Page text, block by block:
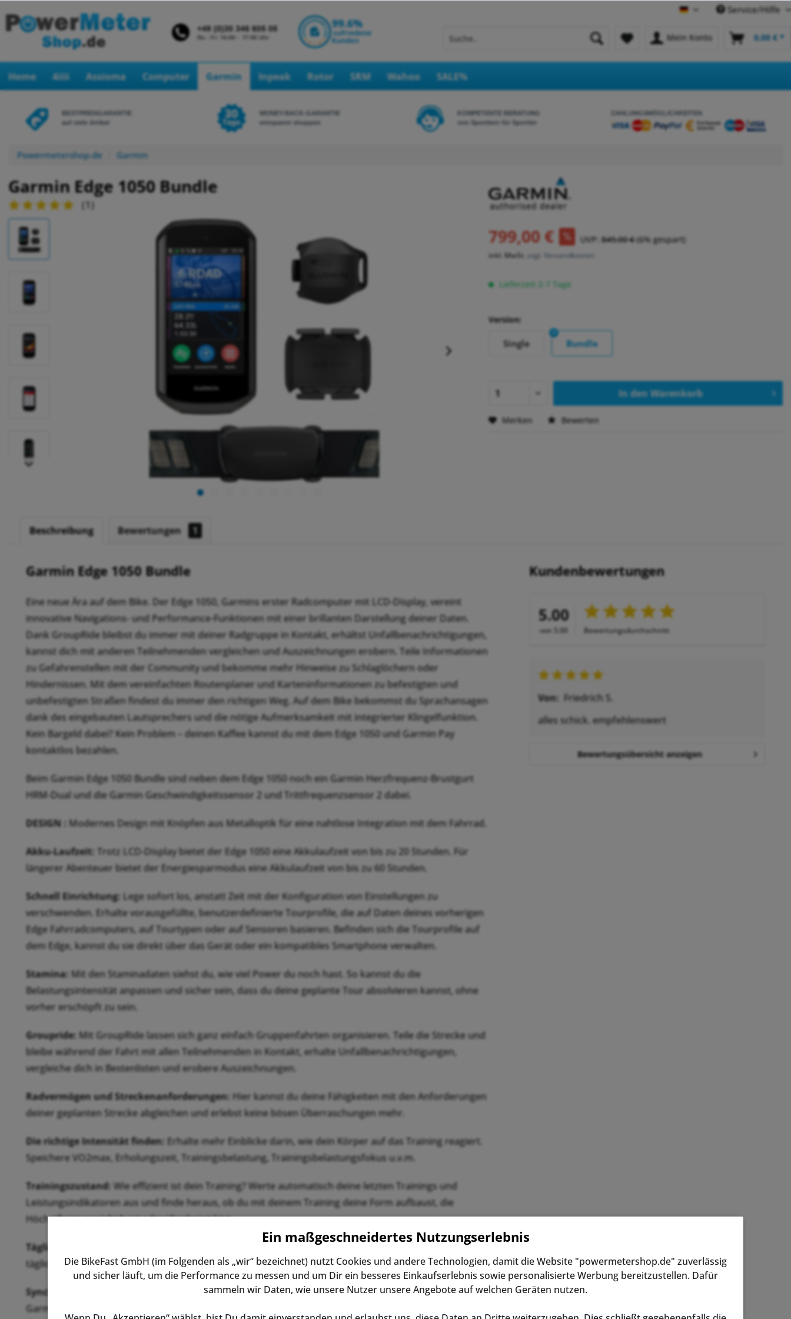
Deutsch Service/Hilfe
Mein Konto 0,00 € *
Home 4iiii Assioma Computer Garmin Inpeak Rotor SRM Wahoo SALE%
BESTPREISGARANTIE
auf viele Artikel
MONEY-BACK-GARANTIE
entspannt shoppen
KOMPETENTE BERATUNG
von Sportlern für Sportler
ZAHLUNGSMÖGLICHKEITEN
Powermetershop.de Garmin
Garmin Edge 1050 Bundle
( 1
799,00 € UVP: 849,00 €(6% gespart)
inkl. MwSt. zzgl. Versandkosten
Lieferzeit 2-7 Tage
Version:
Single Bundle
In den Warenkorb
Merken Bewerten
Beschreibung Bewertungen 1
Garmin Edge 1050 Bundle
Eine neue Ära auf dem Bike. Der Edge 1050, Garmins erster Radcomputer mit LCD-Display, vereint
innovative Navigations- und Performance-Funktionen mit einer brillanten Darstellung deiner Daten.
Dank GroupRide bleibst du immer mit deiner Radgruppe in Kontakt, erhältst Unfallbenachrichtigungen,
kannst dich mit anderen Teilnehmenden vergleichen und Auszeichnungen erobern. Teile Informationen
zu Gefahrenstellen mit der Community und bekomme mehr Hinweise zu Schlaglöchern oder
Hindernissen. Mit dem vereinfachten Routenplaner und Karteninformationen zu befestigten und
unbefestigten Straßen findest du immer den richtigen Weg. Auf dem Bike bekommst du Sprachansagen
dank des eingebauten Lautsprechers und die nötige Aufmerksamkeit mit integrierter Klingelfunktion.
Kein Bargeld dabei? Kein Problem – deinen Kaffee kannst du mit dem Edge 1050 und Garmin Pay
kontaktlos bezahlen.
Beim Garmin Edge 1050 Bundle sind neben dem Edge 1050 noch ein Garmin Herzfrequenz-Brustgurt
HRM-Dual und die Garmin Geschwindigkeitssensor 2 und Trittfrequenzsensor 2 dabei.
DESIGN : Modernes Design mit Knöpfen aus Metalloptik für eine nahtlose Integration mit dem Fahrrad.
Akku-Laufzeit: Trotz LCD-Display bietet der Edge 1050 eine Akkulaufzeit von bis zu 20 Stunden. Für
längerer Abenteuer bietet der Energiesparmodus eine Akkulaufzeit von bis zu 60 Stunden.
Schnell Einrichtung: Lege sofort los, anstatt Zeit mit der Konfiguration von Einstellungen zu
verschwenden. Erhalte vorausgefüllte, benutzerdefinierte Tourprofile, die auf Daten deines vorherigen
Edge Fahrradcomputers, auf Tourtypen oder auf Sensoren basieren. Befinden sich die Tourprofile auf
dem Edge, kannst du sie direkt über das Gerät oder ein kompatibles Smartphone verwalten.
Stamina: Mit den Staminadaten siehst du, wie viel Power du noch hast. So kannst du die
Belastungsintensität anpassen und sicher sein, dass du deine geplante Tour absolvieren kannst, ohne
vorher erschöpft zu sein.
Groupride: Mit GroupRide lassen sich ganz einfach Gruppenfahrten organisieren. Teile die Strecke und
bleibe während der Fahrt mit allen Teilnehmenden in Kontakt, erhalte Unfallbenachrichtigungen,
vergleiche dich in Bestenlisten und erobere Auszeichnungen.
Radvermögen und Streckenanforderungen: Hier kannst du deine Fähigkeiten mit den Anforderungen
deiner geplanten Strecke abgleichen und erlebst keine bösen Überraschungen mehr.
Die richtige Intensität finden: Erhalte mehr Einblicke darin, wie dein Körper auf das Training reagiert.
Speichere VO2max, Erholungszeit, Trainingsbelastung, Trainingsbelastungsfokus u.v.m.
Trainingszustand: Wie effizient ist dein Training? Werte automatisch deine letzten Trainings und
Leistungsindikatoren aus und finde heraus, ob du mit deinem Training deine Form aufbaust, die
Höchstform erreicht hast oder überlastet bist.
Tägliche Trainingsvorschläge:
Du selbst und auch dein Fitnesslevel werden berücksichtigt bei den
täglichen Trainingsvorschlägen basierend auf deiner aktuellen Trainingsbelastung und deiner VO2max.
Synchronisierte Trainingspläne:
Erhalte Indoor- und Outdoor-Trainingspläne von der App für dein
Garmin Connect™-Smart-Gerät oder synchronisiere sie nahtlos aus anderen Apps wie der
Kundenbewertungen
5.00
von 5.00 Bewertungsdurchschnitt
Von: Friedrich S.
alles schick. empfehlenswert
Bewertungsübersicht anzeigen
Ein maßgeschneidertes Nutzungserlebnis
Die BikeFast GmbH (im Folgenden als „wir“ bezeichnet) nutzt Cookies und andere Technologien, damit die Website "powermetershop.de" zuverlässig
und sicher läuft, um die Performance zu messen und um Dir ein besseres Einkaufserlebnis sowie personalisierte Werbung bereitzustellen. Dafür
sammeln wir Daten, wie unsere Nutzer unsere Angebote auf welchen Geräten nutzen.